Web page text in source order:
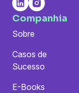
Companhia
Sobre
Casos de
Sucesso
E-Books